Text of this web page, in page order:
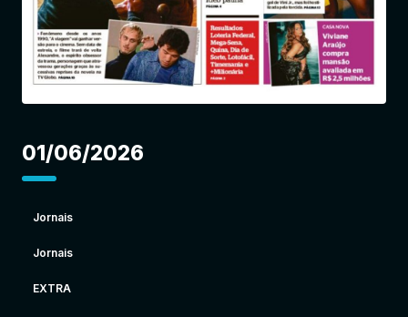
01/06/2026
Jornais
Jornais
EXTRA